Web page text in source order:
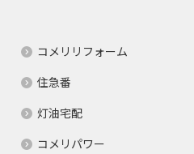
コメリリフォーム
住急番
灯油宅配
コメリパワー